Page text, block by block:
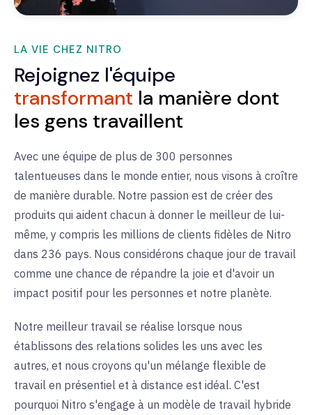
LA VIE CHEZ NITRO
Rejoignez l'équipe
transformant la manière dont
les gens travaillent
Avec une équipe de plus de 300 personnes
talentueuses dans le monde entier, nous visons à croître
de manière durable. Notre passion est de créer des
produits qui aident chacun à donner le meilleur de lui-
même, y compris les millions de clients fidèles de Nitro
dans 236 pays. Nous considérons chaque jour de travail
comme une chance de répandre la joie et d'avoir un
impact positif pour les personnes et notre planète.
Notre meilleur travail se réalise lorsque nous
établissons des relations solides les uns avec les
autres, et nous croyons qu'un mélange flexible de
travail en présentiel et à distance est idéal. C'est
pourquoi Nitro s'engage à un modèle de travail hybride